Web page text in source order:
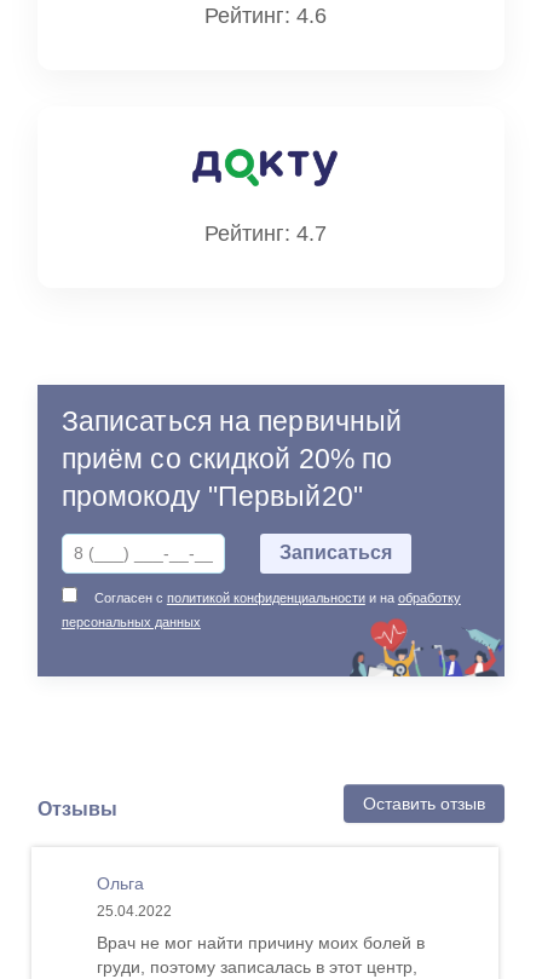
Рейтинг: 4.6
Рейтинг: 4.7
Записаться на первичный
приём со скидкой 20% по
промокоду "Первый20"
Согласен с политикой конфиденциальностии на обработку
персональных данных
Оставить отзыв
Отзывы
Ольга
25.04.2022
Врач не мог найти причину моих болей в
груди, поэтому записалась в этот центр,